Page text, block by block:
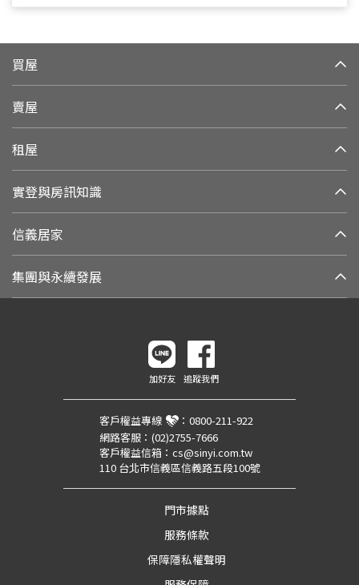
買屋
賣屋
租屋
實登與房訊知識
信義居家
集團與永續發展
加好友 追蹤我們
客戶權益專線 ： 0800-211-922
網路客服： (02)2755-7666
客戶權益信箱： cs@sinyi.com.tw
110 台北市信義區信義路五段100號
門市據點
服務條款
保障隱私權聲明